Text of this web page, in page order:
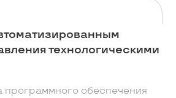
технологическими
программного обеспечения